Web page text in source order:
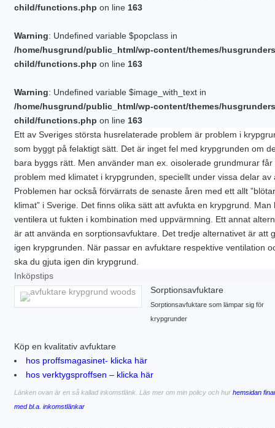
PLINTGRUND
VATTENBUREN GOLVVÄRME
child/functions.php on line 163
Warning: Undefined variable $popclass in
/home/husgrund/public_html/wp-content/themes/
child/functions.php on line 163
Warning: Undefined variable $image_with_text in
/home/husgrund/public_html/wp-content/themes/
child/functions.php on line 163
Ett av Sveriges största husrelaterade problem är problem i
som byggt på felaktigt sätt. Det är inget fel med krypgrunden om
bara byggs rätt. Men använder man ex. oisolerade grundmurar får
problem med klimatet i krypgrunden, speciellt under vissa delar av
Problemen har också förvärrats de senaste åren med ett allt
klimat” i Sverige. Det finns olika sätt att avfukta en krypgrund. Man
ventilera ut fukten i kombination med uppvärmning. Ett annat
är att använda en sorptionsavfuktare. Det tredje alternativet är att
igen krypgrunden. När passar en avfuktare respektive ventilation
ska du gjuta igen din krypgrund.
Inköpstips
Sorptionsavfuktare
Sorptionsavfuktare som lämpar sig för
krypgrunder
Köp en kvalitativ avfuktare
hos proffsmagasinet- klicka här
hos verktygsproffsen – klicka här
Länken ovan är en så kallad inkomstlänk. Läs mer om min policy och hur hemsidan
med bl.a. inkomstlänkar